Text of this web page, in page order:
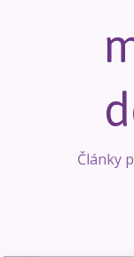
Články